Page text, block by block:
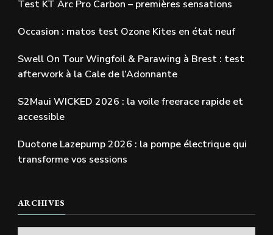
Test KT Arc Pro Carbon – premières sensations
Occasion : matos test Ozone Kites en état neuf
Swell On Tour Wingfoil & Parawing à Brest : test
afterwork à la Cale de l’Adonnante
S2Maui WICKED 2026 : la voile freerace rapide et
accessible
Duotone Lazepump 2026 : la pompe électrique qui
transforme vos sessions
ARCHIVES